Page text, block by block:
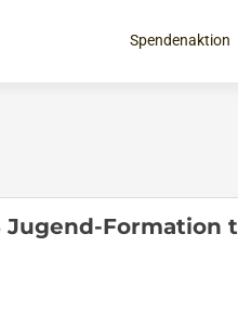
Inhalt
Spendenaktion
Jugend-Formation